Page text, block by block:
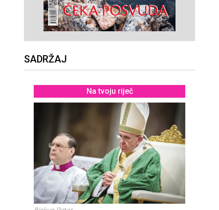
SADRŽAJ
Na tvoju riječ